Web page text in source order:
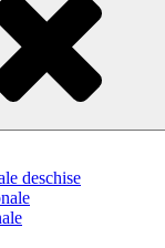
deschise